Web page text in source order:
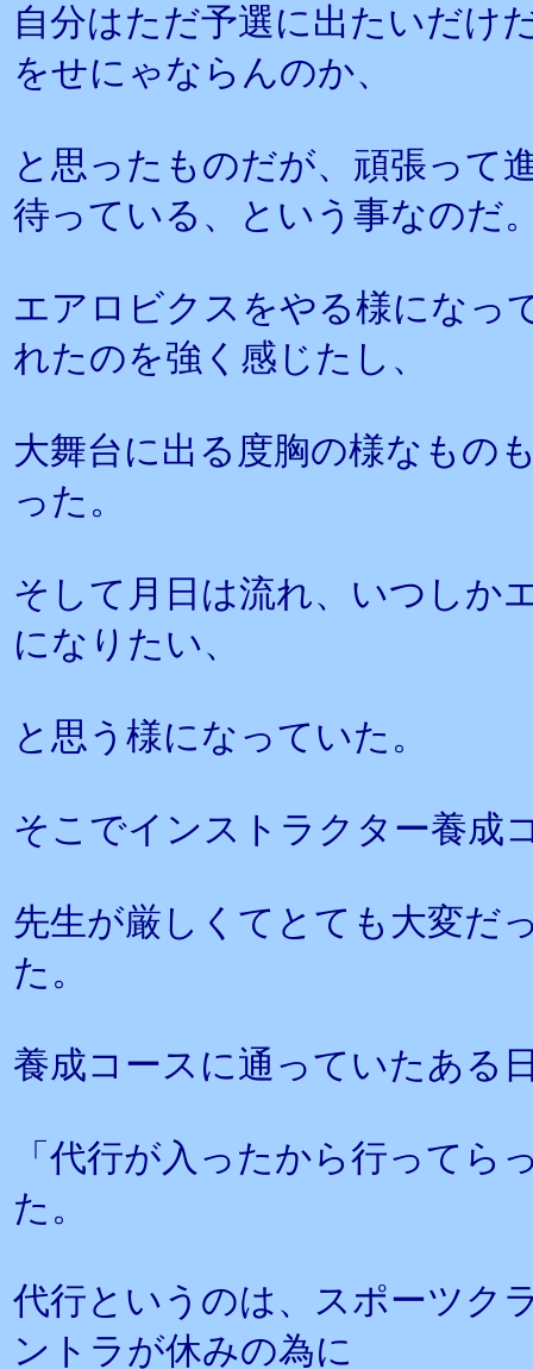
自分はただ予選に出たいだけ
をせにゃならんのか、
と思ったものだが、頑張って
待っている、という事なのだ
エアロビクスをやる様になっ
れたのを強く感じたし、
大舞台に出る度胸の様なもの
った。
そして月日は流れ、いつしか
になりたい、
と思う様になっていた。
そこでインストラクター養成
先生が厳しくてとても大変だ
た。
養成コースに通っていたある
「代行が入ったから行って
た。
代行というのは、スポーツク
ントラが休みの為に